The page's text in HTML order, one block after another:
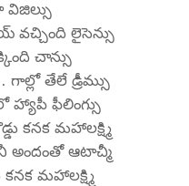
లైసెన్సు
చాన్సు
తేలే డ్రీమ్సు
ఫీలింగ్సు
కనక మహాలక్ష్మి
అందంతో ఆటాచ్మీ
కనక మహాలక్ష్మి